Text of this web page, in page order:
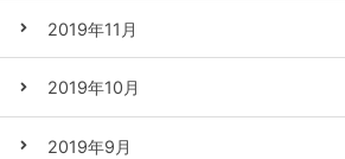
2019年11月
2019年10月
2019年9月